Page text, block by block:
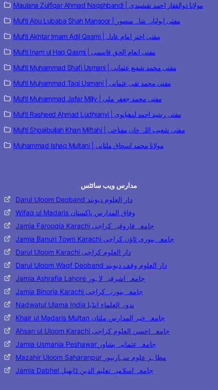
Maulana Zulfiqar Ahmad Naqshbandi | مولانا ذوالفقار احمد نقشبندی
Mufti Abu Lubaba Shah Mansoor | مفتی ابولبابہ شاہ منصور
Mufti Akhtar Imam Adil Qasmi | مفتی اختر امام عادل
Mufti Inam ul Haq Qasmi | مفتی انعام الحق قاسمی
Mufti Muhammad Shafi Usmani | مفتی محمد شفیع عثمانی
Mufti Muhammad Taqi Usmani | مفتی محمد تقی عثمانی
Mufti Muhammad Jafar Milly | مفتی محمد جعفر ملی
Mufti Rasheed Ahmad Ludhianvi | مفتی رشید احمد لدھیانوی
Mufti Shoaibullah Khan Miftahi | مفتی شعیب اللہ خان مفتاحی
Muhammad Ishaq Multani | مولانا محمد اسحاق ملتانی
مدارس ویب سائٹس
Darul Uloom Deoband دار العلوم دیوبند
Wifaq ul Madaris وفاق المدارس پاکستان
Jamia Farooqia Karachi جامعہ فاروقیہ کراچی
Jamia Banuri Town Karachi جامعہ بنوری ٹاؤن کراچی
Darul Uloom Karachi دار العلوم کراچی
Darul Uloom Waqf Deoband دار العلوم وقف دیوبند
Jamia Ashrafia Lahore جامعہ اشرفیہ لاہور
Jamia Binoria Karachi جامعہ بنوریہ کراچی
Nadwatul Ulama India ندوۃ العلماء انڈیا
Khair ul Madaris Multan جامعہ خیر المدارس ملتان
Ahsan ul Uloom Karachi جامعہ احسن العلوم کراچی
Jamia Usmania Peshawar جامعہ عثمانیہ پشاور
Mazahir Uloom Saharanpur مظاہر علوم سہارنپور
Jamia Dabhel جامعہ اسلامیہ تعلیم الدین ڈابھیل